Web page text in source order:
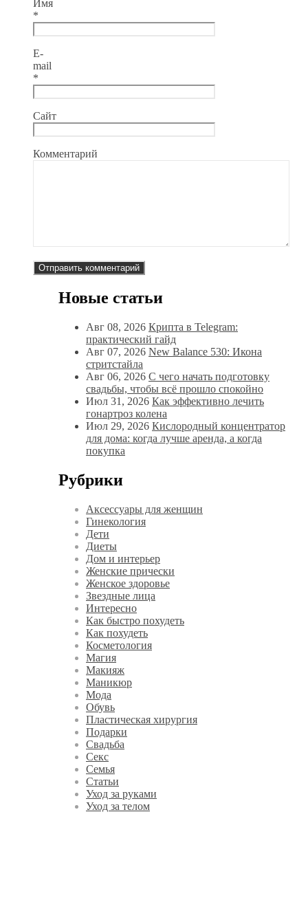
Имя
*
E-
mail
*
Сайт
Комментарий
Новые статьи
Авг 08, 2026 Крипта в Telegram:
практический гайд
Авг 07, 2026 New Balance 530: Икона
стритстайла
Авг 06, 2026 С чего начать подготовку
свадьбы, чтобы всё прошло спокойно
Июл 31, 2026 Как эффективно лечить
гонартроз колена
Июл 29, 2026 Кислородный концентратор
для дома: когда лучше аренда, а когда
покупка
Рубрики
Аксессуары для женщин
Гинекология
Дети
Диеты
Дом и интерьер
Женские прически
Женское здоровье
Звездные лица
Интересно
Как быстро похудеть
Как похудеть
Косметология
Магия
Макияж
Маникюр
Мода
Обувь
Пластическая хирургия
Подарки
Свадьба
Секс
Семья
Статьи
Уход за руками
Уход за телом